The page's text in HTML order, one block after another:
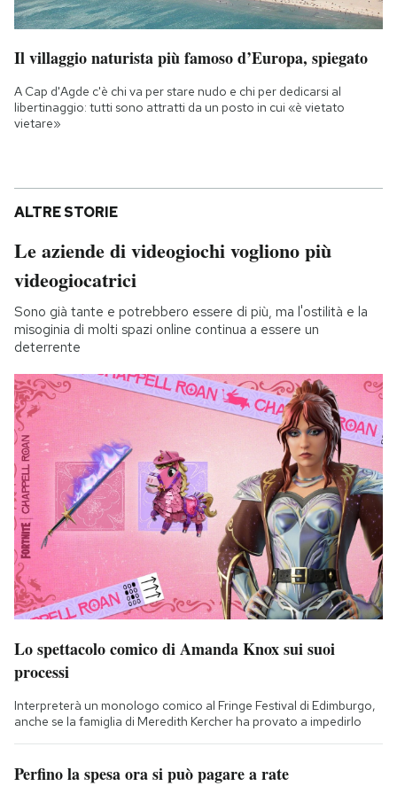
Il villaggio naturista più famoso d’Europa, spiegato
A Cap d'Agde c'è chi va per stare nudo e chi per dedicarsi al
libertinaggio: tutti sono attratti da un posto in cui «è vietato
vietare»
ALTRE STORIE
Le aziende di videogiochi vogliono più
videogiocatrici
Sono già tante e potrebbero essere di più, ma l'ostilità e la
misoginia di molti spazi online continua a essere un
deterrente
Lo spettacolo comico di Amanda Knox sui suoi
processi
Interpreterà un monologo comico al Fringe Festival di Edimburgo,
anche se la famiglia di Meredith Kercher ha provato a impedirlo
Perfino la spesa ora si può pagare a rate